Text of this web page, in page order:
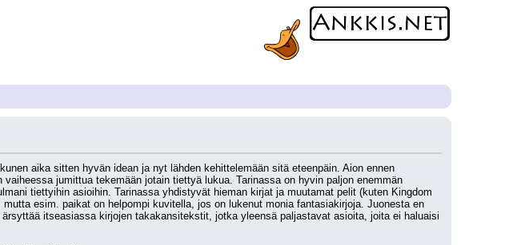
aika sitten hyvän idean ja nyt lähden kehittelemään sitä eteenpäin. Aion ennen
jumittua tekemään jotain tiettyä lukua. Tarinassa on hyvin paljon enemmän
tiettyihin asioihin. Tarinassa yhdistyvät hieman kirjat ja muutamat pelit (kuten Kingdom
esim. paikat on helpompi kuvitella, jos on lukenut monia fantasiakirjoja. Juonesta en
itseasiassa kirjojen takakansitekstit, jotka yleensä paljastavat asioita, joita ei haluaisi